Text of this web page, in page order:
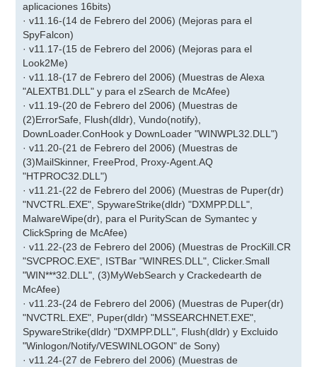
aplicaciones 16bits)
· v11.16-(14 de Febrero del 2006) (Mejoras para el
SpyFalcon)
· v11.17-(15 de Febrero del 2006) (Mejoras para el
Look2Me)
· v11.18-(17 de Febrero del 2006) (Muestras de Alexa
"ALEXTB1.DLL" y para el zSearch de McAfee)
· v11.19-(20 de Febrero del 2006) (Muestras de
(2)ErrorSafe, Flush(dldr), Vundo(notify),
DownLoader.ConHook y DownLoader "WINWPL32.DLL")
· v11.20-(21 de Febrero del 2006) (Muestras de
(3)MailSkinner, FreeProd, Proxy-Agent.AQ
"HTPROC32.DLL")
· v11.21-(22 de Febrero del 2006) (Muestras de Puper(dr)
"NVCTRL.EXE", SpywareStrike(dldr) "DXMPP.DLL",
MalwareWipe(dr), para el PurityScan de Symantec y
ClickSpring de McAfee)
· v11.22-(23 de Febrero del 2006) (Muestras de ProcKill.CR
"SVCPROC.EXE", ISTBar "WINRES.DLL", Clicker.Small
"WIN***32.DLL", (3)MyWebSearch y Crackedearth de
McAfee)
· v11.23-(24 de Febrero del 2006) (Muestras de Puper(dr)
"NVCTRL.EXE", Puper(dldr) "MSSEARCHNET.EXE",
SpywareStrike(dldr) "DXMPP.DLL", Flush(dldr) y Excluido
"Winlogon/Notify/VESWINLOGON" de Sony)
· v11.24-(27 de Febrero del 2006) (Muestras de